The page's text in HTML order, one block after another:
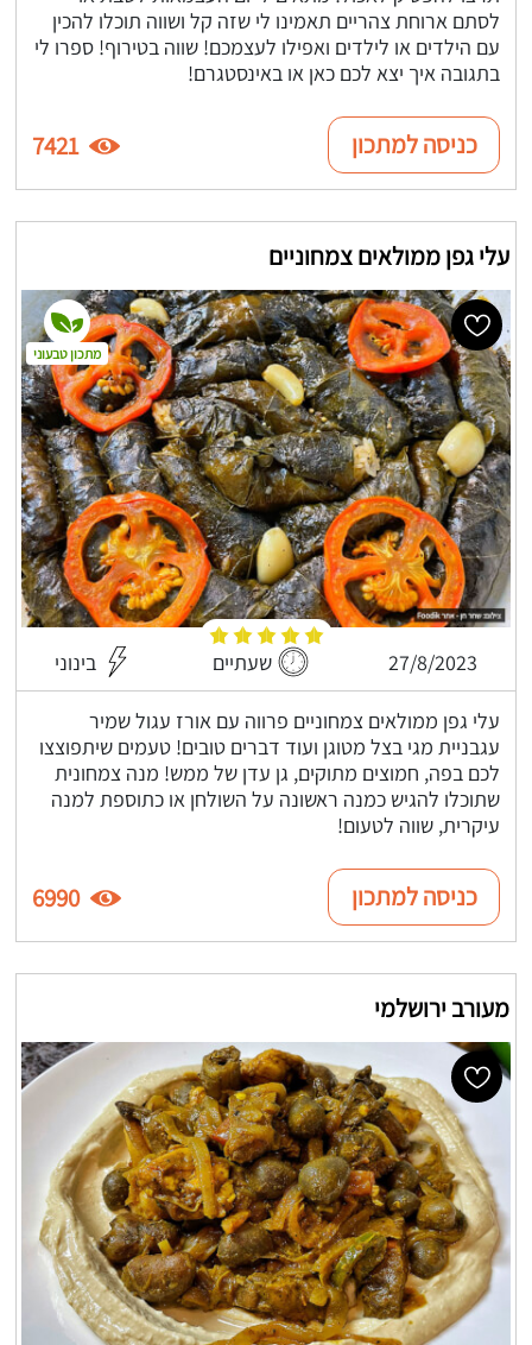
לסתם ארוחת צהריים תאמינו לי שזה קל ושווה תוכלו להכין
עם הילדים או לילדים ואפילו לעצמכם! שווה בטירוף! ספרו לי
בתגובה איך יצא לכם כאן או באינסטגרם!
כניסה למתכון 7421
עלי גפן ממולאים צמחוניים
27/8/2023 שעתיים בינוני
עלי גפן ממולאים צמחוניים פרווה עם אורז עגול שמיר
עגבניית מגי בצל מטוגן ועוד דברים טובים! טעמים שיתפוצצו
לכם בפה, חמוצים מתוקים, גן עדן של ממש! מנה צמחונית
שתוכלו להגיש כמנה ראשונה על השולחן או כתוספת למנה
עיקרית, שווה לטעום!
מתכון טבעוני
כניסה למתכון 6990
מעורב ירושלמי